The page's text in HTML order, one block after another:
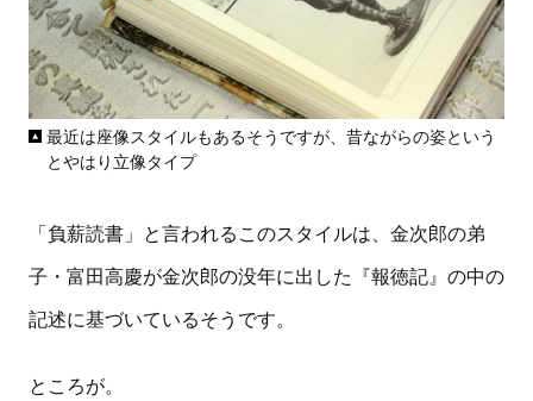
最近は座像スタイルもあるそうですが、昔ながらの姿という
とやはり立像タイプ
「負薪読書」と言われるこのスタイルは、金次郎の弟
子・富田高慶が金次郎の没年に出した『報徳記』の中の
記述に基づいているそうです。
ところが。